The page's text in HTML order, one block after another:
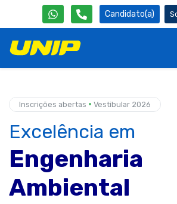
Candidato(a)
Inscrições abertas • Vestibular 2026
Excelência em
Engenharia
Ambiental